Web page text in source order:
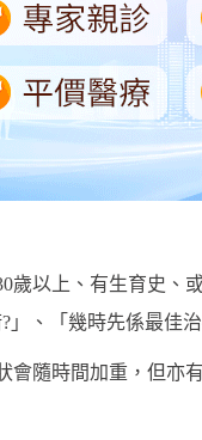
以上、有生育史、
、「幾時先係最佳治
會隨時間加重，但亦